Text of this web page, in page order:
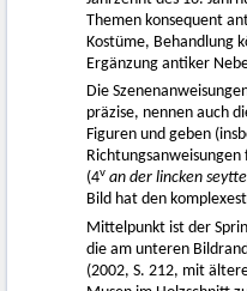
Themen konsequent
Kostüme, Behandlung
Ergänzung antiker
Die
präzise, nennen auch
Figuren und geben
(4v an der lincken
Bild hat den
Mittelpunkt ist der
die am unteren
(2002, S. 212, mit